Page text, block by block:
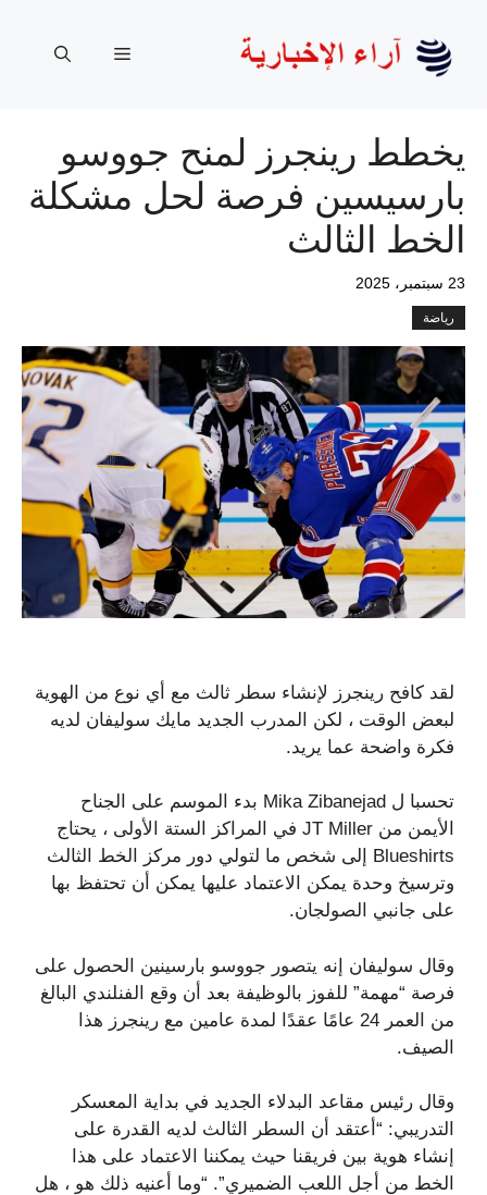
المحتوى
القائمة
يخطط رينجرز لمنح جووسو
بارسيسين فرصة لحل مشكلة
الخط الثالث
23 سبتمبر، 2025
رياضة
لقد كافح رينجرز لإنشاء سطر ثالث مع أي نوع من الهوية
لبعض الوقت ، لكن المدرب الجديد مايك سوليفان لديه
فكرة واضحة عما يريد.
تحسبا ل Mika Zibanejad بدء الموسم على الجناح
الأيمن من JT Miller في المراكز الستة الأولى ، يحتاج
Blueshirts إلى شخص ما لتولي دور مركز الخط الثالث
وترسيخ وحدة يمكن الاعتماد عليها يمكن أن تحتفظ بها
على جانبي الصولجان.
وقال سوليفان إنه يتصور جووسو بارسينين الحصول على
فرصة “مهمة” للفوز بالوظيفة بعد أن وقع الفنلندي البالغ
من العمر 24 عامًا عقدًا لمدة عامين مع رينجرز هذا
الصيف.
وقال رئيس مقاعد البدلاء الجديد في بداية المعسكر
التدريبي: “أعتقد أن السطر الثالث لديه القدرة على
إنشاء هوية بين فريقنا حيث يمكننا الاعتماد على هذا
الخط من أجل اللعب الضميري”. “وما أعنيه ذلك هو ، هل